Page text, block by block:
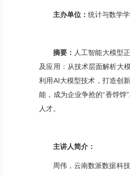
主办单位： 统计与数学
摘要： 人工智能大模型
及应用：从技术层面解析大
利用AI大模型技术，打造创
能，成为企业争抢的“香饽
人才。
主讲人简介：
周伟，云南数派数据科